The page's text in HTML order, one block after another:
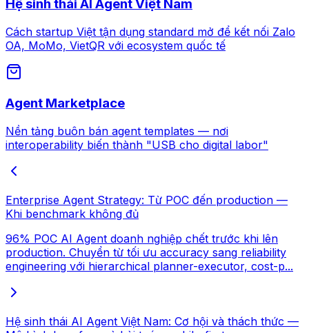
Hệ sinh thái AI Agent Việt Nam
Cách startup Việt tận dụng standard mở để kết nối Zalo
OA, MoMo, VietQR với ecosystem quốc tế
Agent Marketplace
Nền tảng buôn bán agent templates — nơi
interoperability biến thành "USB cho digital labor"
Enterprise Agent Strategy: Từ POC đến production —
Khi benchmark không đủ
96% POC AI Agent doanh nghiệp chết trước khi lên
production. Chuyển từ tối ưu accuracy sang reliability
engineering với hierarchical planner-executor, cost-p...
Hệ sinh thái AI Agent Việt Nam: Cơ hội và thách thức —